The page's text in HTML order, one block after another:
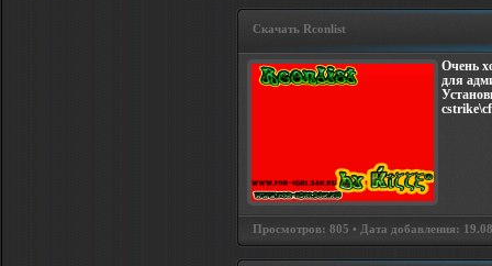
Скачать Rconlist
Очень
для
Просмотров: 805 • Дата добавления: